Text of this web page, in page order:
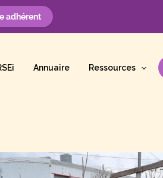
adhérent
Annuaire Ressources